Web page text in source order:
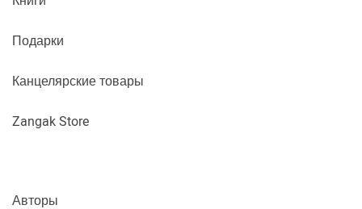
Подарки
Канцелярские товары
Zangak Store
Авторы